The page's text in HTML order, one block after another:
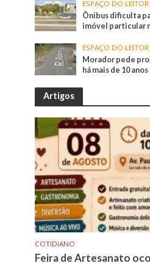
ESPAÇO DO LEITOR
Ônibus dificulta
imóvel particular
ESPAÇO DO LEITOR
Morador pede
há mais de 10
Artigos
COTIDIANO
Feira de Artesanato